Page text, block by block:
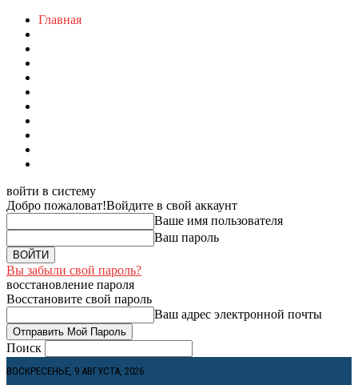
Главная
войти в систему
Добро пожаловат!Войдите в свой аккаунт
Ваше имя пользователя
Ваш пароль
Вы забыли свой пароль?
восстановление пароля
Восстановите свой пароль
Ваш адрес электронной почты
Поиск
ВОСКРЕСЕНЬЕ, 9 АВГУСТА, 2026